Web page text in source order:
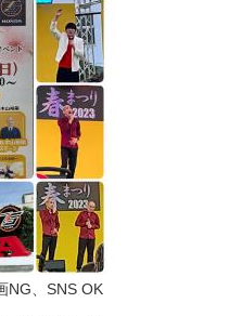
NG、SNS OK